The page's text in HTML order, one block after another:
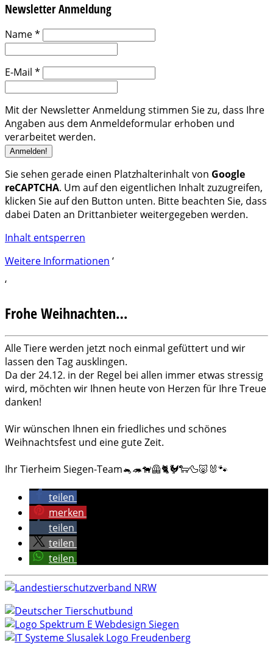
Newsletter Anmeldung
Name*
E-Mail *
Mit der Newsletter Anmeldung stimmen Sie zu, dass Ihre
Angaben aus dem Anmeldeformular erhoben und
verarbeitet werden.
Sie sehen gerade einen Platzhalterinhalt von Google
reCAPTCHA. Um auf den eigentlichen Inhalt zuzugreifen,
klicken Sie auf den Button unten. Bitte beachten Sie, dass
dabei Daten an Drittanbieter weitergegeben werden.
Inhalt entsperren
Weitere Informationen ‘
‘
Frohe Weihnachten…
Alle Tiere werden jetzt noch einmal gefüttert und wir
lassen den Tag ausklingen.
Da der 24.12. in der Regel bei allen immer etwas stressig
wird, möchten wir Ihnen heute von Herzen für Ihre Treue
danken!
Wir wünschen Ihnen ein friedliches und schönes
Weihnachtsfest und eine gute Zeit.
Ihr Tierheim Siegen-Team🐁🦔🐕‍🦺🐈🐓🐑🦆🐷🐰🐾
teilen
merken
teilen
teilen
teilen